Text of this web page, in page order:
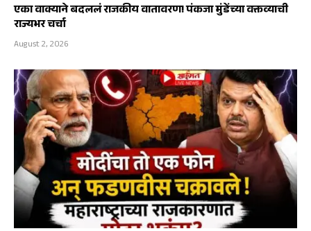
एका वाक्याने बदललं राजकीय वातावरण! पंकजा मुंडेंच्या वक्तव्याची
राज्यभर चर्चा
August 2, 2026